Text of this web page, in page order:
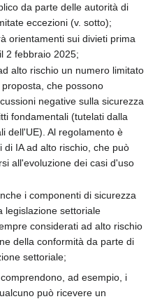
da parte delle autorità di
eccezioni (v. sotto);
orientamenti sui divieti prima
2 febbraio 2025;
alto rischio un numero limitato
che possono
negative sulla sicurezza
fondamentali (tutelati dalla
dell'UE). Al regolamento è
di IA ad alto rischio, che può
all'evoluzione dei casi d'uso
i componenti di sicurezza
legislazione settoriale
considerati ad alto rischio
della conformità da parte di
settoriale;
ad esempio, i
può ricevere un